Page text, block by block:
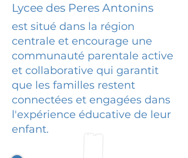
Lycee des Peres Antonins
est situé dans la région
centrale et encourage une
communauté parentale active
et collaborative qui garantit
que les familles restent
connectées et engagées dans
l'expérience éducative de leur
enfant.